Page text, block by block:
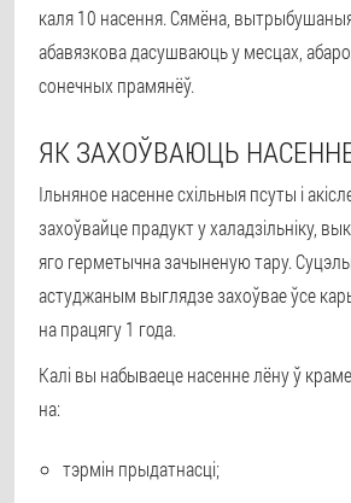
каля 10 насення. Сямёна,
абавязкова дасушваюць у месцах,
сонечных прамянёў.
ЯК ЗАХОЎВАЮЦЬ
Ільняное насенне схільныя псуты і
захоўвайце прадукт у халадзільніку,
яго герметычна зачыненую тару.
астуджаным выглядзе захоўвае ўсе
на працягу 1 года.
Калі вы набываеце насенне лёну ў
на:
тэрмін прыдатнасці;